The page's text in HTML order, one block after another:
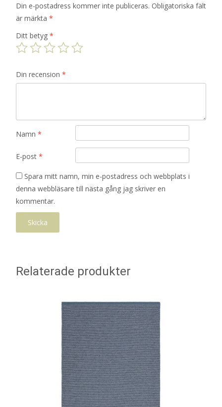
Din e-postadress kommer inte publiceras. Obligatoriska fält
är märkta *
Ditt betyg *
Din recension *
Namn *
E-post *
Spara mitt namn, min e-postadress och webbplats i
denna webbläsare till nästa gång jag skriver en
kommentar.
Relaterade produkter